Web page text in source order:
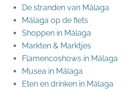
De stranden van Málaga
Málaga op de fiets
Shoppen in Málaga
Markten & Marktjes
Flamencoshows in Málaga
Musea in Málaga
Eten en drinken in Málaga